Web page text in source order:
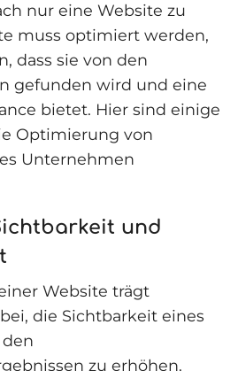
nur eine Website zu
muss optimiert werden,
dass sie von den
gefunden wird und eine
bietet. Hier sind einige
Optimierung von
Unternehmen
und
Website trägt
die Sichtbarkeit eines
zu erhöhen.